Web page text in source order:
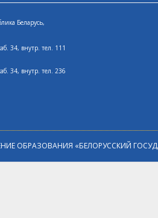
Беларусь,
34, внутр. тел. 111
34, внутр. тел. 236
ОБРАЗОВАНИЯ «БЕЛОРУССКИЙ